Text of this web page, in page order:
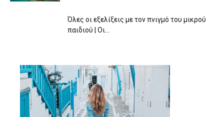
Όλες οι εξελίξεις με τον πνιγμό του μικρού
παιδιού | Οι...